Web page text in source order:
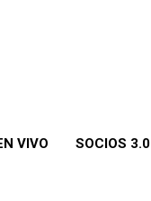
VIVO SOCIOS 3.0